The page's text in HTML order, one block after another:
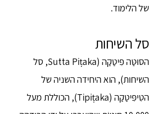
של הלימוד.
סל השיחות
הסוּטַּה פִּיטַקַה (Sutta Piṭaka, סל
השיחות), הוא היחידה השניה של
הטִיפִּיטַקַה (Tipiṭaka), הכוללת מעל